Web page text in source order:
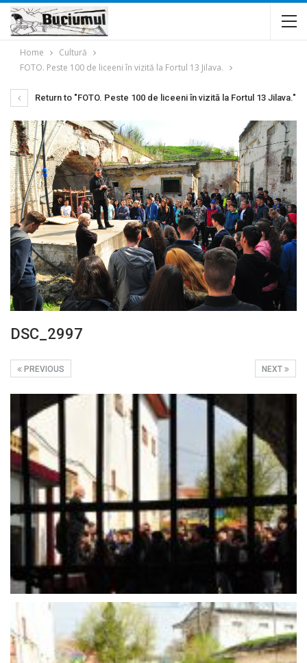
Home
Cultură
FOTO. Peste 100 de liceeni în vizită la Fortul 13 Jilava.
Return to "FOTO. Peste 100 de liceeni în vizită la Fortul 13 Jilava."
DSC_2997
NEXT
PREVIOUS